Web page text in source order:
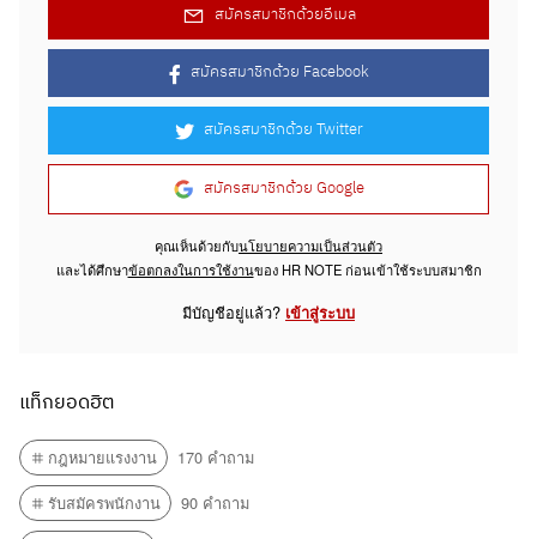
สมัครสมาชิกด้วยอีเมล
สมัครสมาชิกด้วย Facebook
สมัครสมาชิกด้วย Twitter
สมัครสมาชิกด้วย Google
คุณเห็นด้วยกับนโยบายความเป็นส่วนตัว
และได้ศึกษาข้อตกลงในการใช้งานของ HR NOTE ก่อนเข้าใช้ระบบสมาชิก
มีบัญชีอยู่แล้ว? เข้าสู่ระบบ
แท็กยอดฮิต
กฎหมายแรงงาน
170 คำถาม
รับสมัครพนักงาน
90 คำถาม